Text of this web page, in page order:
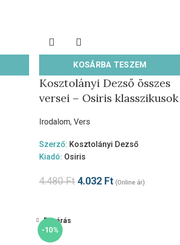
KOSÁRBA TESZEM
Kosztolányi Dezső összes
versei – Osiris klasszikusok
Irodalom, Vers
Szerző: Kosztolányi Dezső
Kiadó: Osiris
4.480Ft 4.032 Ft (Online ár)
-10%
Bezárás